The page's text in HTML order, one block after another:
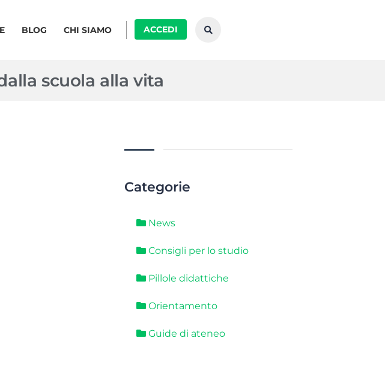
ACCEDI
BLOG CHI SIAMO
scuola alla vita
Categorie
News
Consigli per lo studio
Pillole didattiche
Orientamento
Guide di ateneo